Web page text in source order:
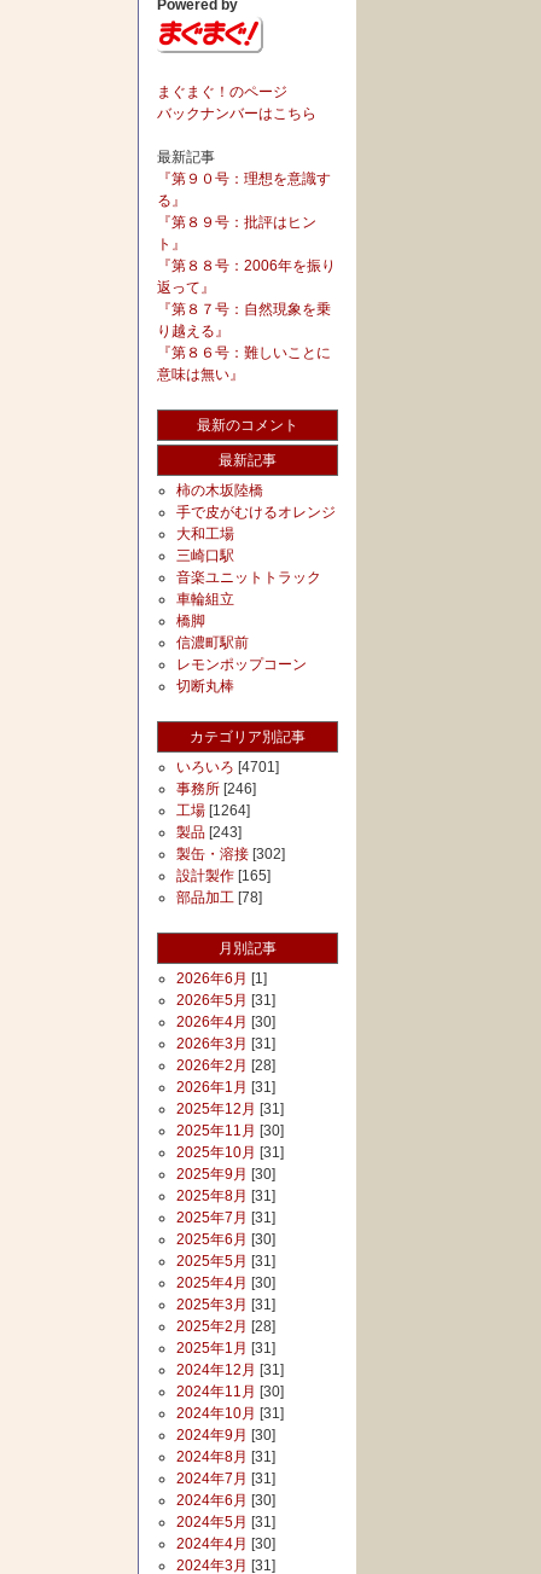
Powered by
まぐまぐ！のページ
バックナンバーはこちら
最新記事
『第９０号：理想を意識す
る』
『第８９号：批評はヒン
ト』
『第８８号：2006年を振り
返って』
『第８７号：自然現象を乗
り越える』
『第８６号：難しいことに
意味は無い』
最新のコメント
最新記事
柿の木坂陸橋
手で皮がむけるオレンジ
大和工場
三崎口駅
音楽ユニットトラック
車輪組立
橋脚
信濃町駅前
レモンポップコーン
切断丸棒
カテゴリア別記事
いろいろ [4701]
事務所 [246]
工場 [1264]
製品 [243]
製缶・溶接 [302]
設計製作 [165]
部品加工 [78]
月別記事
2026年6月 [1]
2026年5月 [31]
2026年4月 [30]
2026年3月 [31]
2026年2月 [28]
2026年1月 [31]
2025年12月 [31]
2025年11月 [30]
2025年10月 [31]
2025年9月 [30]
2025年8月 [31]
2025年7月 [31]
2025年6月 [30]
2025年5月 [31]
2025年4月 [30]
2025年3月 [31]
2025年2月 [28]
2025年1月 [31]
2024年12月 [31]
2024年11月 [30]
2024年10月 [31]
2024年9月 [30]
2024年8月 [31]
2024年7月 [31]
2024年6月 [30]
2024年5月 [31]
2024年4月 [30]
2024年3月 [31]